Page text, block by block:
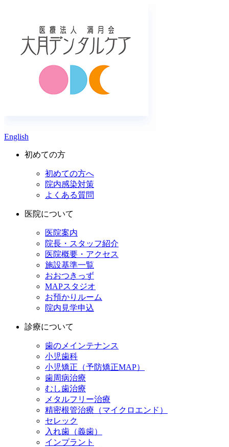
English
初めての方
初めての方へ
院内感染対策
よくある質問
医院について
医院案内
院長・スタッフ紹介
医院概要・アクセス
施設基準一覧
おおつきっず
MAPスタジオ
お預かりルーム
院内見学申込
診療について
歯のメインテナンス
小児歯科
小児矯正（予防矯正MAP）
歯周病治療
むし歯治療
メタルフリー治療
精密根管治療（マイクロエンド）
セレック
入れ歯（義歯）
インプラント